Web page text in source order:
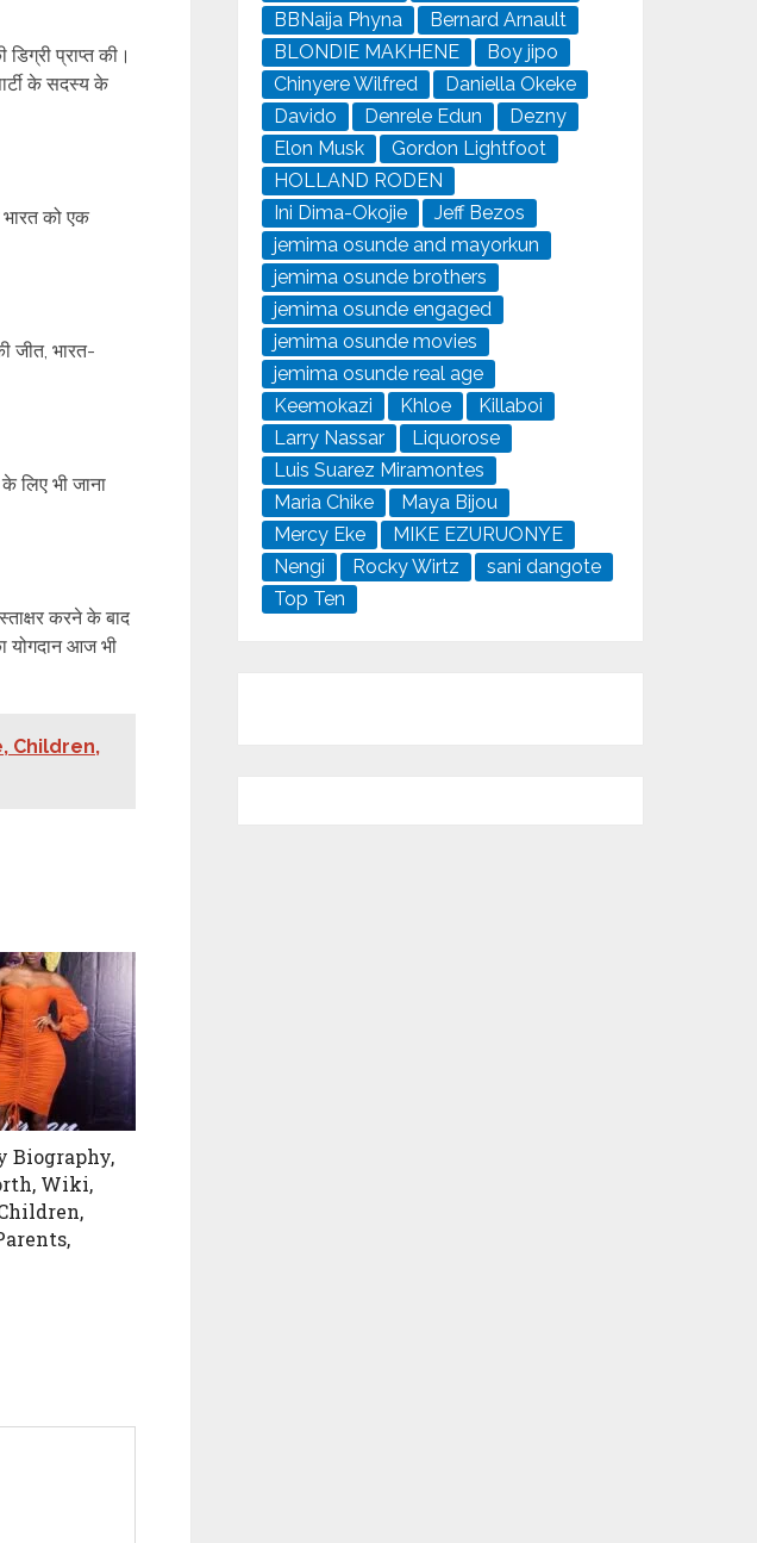
प्राप्त की।
के सदस्य के
को एक
जीत, भारत-
लिए भी जाना
करने के बाद
योगदान आज भी
Children,
Biography,
Wiki,
BBNaija Phyna
Bernard Arnault
BLONDIE MAKHENE
Boy jipo
Chinyere Wilfred
Daniella Okeke
Davido
Denrele Edun
Dezny
Elon Musk
Gordon Lightfoot
HOLLAND RODEN
Ini Dima-Okojie
Jeff Bezos
jemima osunde and mayorkun
jemima osunde brothers
jemima osunde engaged
jemima osunde movies
jemima osunde real age
Keemokazi
Khloe
Killaboi
Larry Nassar
Liquorose
Luis Suarez Miramontes
Maria Chike
Maya Bijou
Mercy Eke
MIKE EZURUONYE
Nengi
Rocky Wirtz
sani dangote
Top Ten